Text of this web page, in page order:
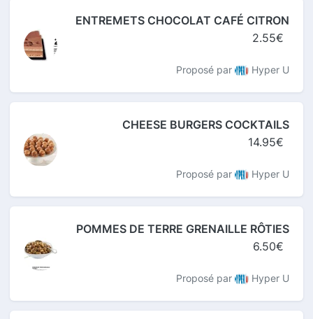
ENTREMETS CHOCOLAT CAFÉ CITRON
2.55€
Proposé par Hyper U
CHEESE BURGERS COCKTAILS
14.95€
Proposé par Hyper U
POMMES DE TERRE GRENAILLE RÔTIES
6.50€
Proposé par Hyper U